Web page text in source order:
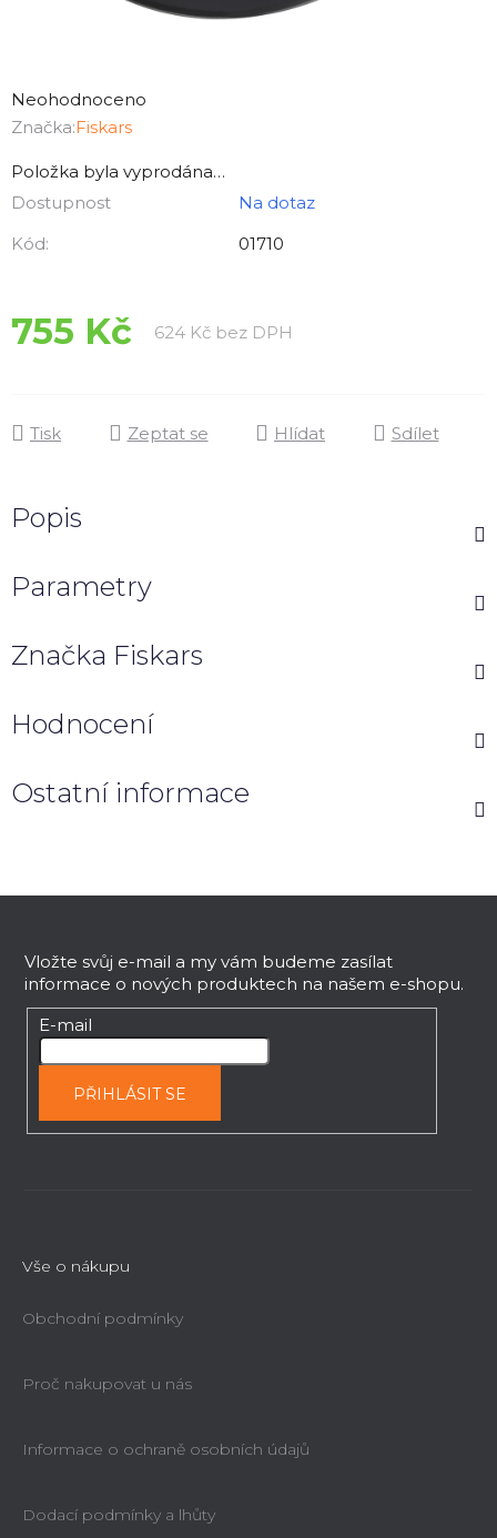
hodnocení
produktu
0,0
z
5
Neohodnoceno
Značka:Fiskars
Položka byla vyprodána…
Dostupnost
Na dotaz
Kód:
01710
755 Kč 624 Kč bez DPH
Tisk Zeptat se Hlídat Sdílet
Popis
Parametry
Značka Fiskars
Hodnocení
Ostatní informace
Vložte svůj e-mail a my vám budeme zasílat
informace o nových produktech na našem e-shopu.
E-mail
PŘIHLÁSIT SE
Vše o nákupu
Obchodní podmínky
Proč nakupovat u nás
Informace o ochraně osobních údajů
Dodací podmínky a lhůty